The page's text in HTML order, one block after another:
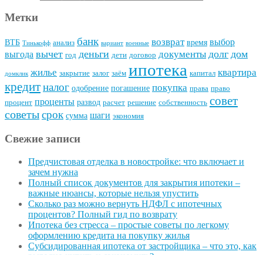
Метки
ВТБ Тинькофф анализ банк вариант военные возврат время выбор
выгода вычет год деньги дети договор документы долг дом
домклик жилье закрытие залог заём ипотека капитал квартира
кредитналог одобрение погашение покупка права право
процент проценты развод расчет решение собственность совет
советысрок сумма шаги экономия
Свежие записи
Предчистовая отделка в новостройке: что включает и
зачем нужна
Полный список документов для закрытия ипотеки –
важные нюансы, которые нельзя упустить
Сколько раз можно вернуть НДФЛ с ипотечных
процентов? Полный гид по возврату
Ипотека без стресса – простые советы по легкому
оформлению кредита на покупку жилья
Субсидированная ипотека от застройщика – что это, как